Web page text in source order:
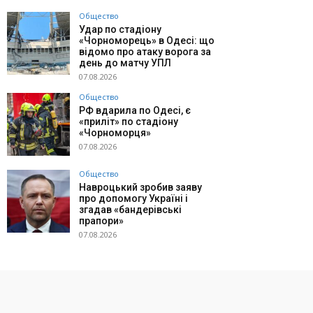
Общество
Удар по стадіону
«Чорноморець» в Одесі: що
відомо про атаку ворога за
день до матчу УПЛ
07.08.2026
Общество
РФ вдарила по Одесі, є
«приліт» по стадіону
«Чорноморця»
07.08.2026
Общество
Навроцький зробив заяву
про допомогу Україні і
згадав «бандерівські
прапори»
07.08.2026